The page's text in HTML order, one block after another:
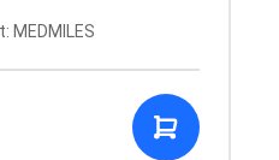
MEDMILES